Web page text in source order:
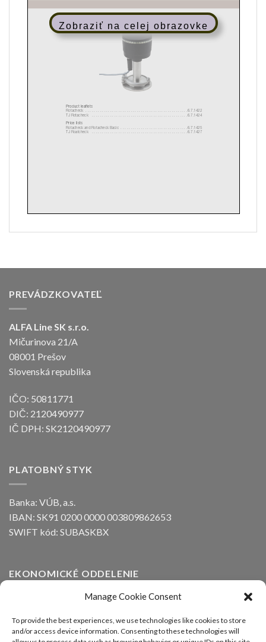
Manage Cookie Consent
To provide the best experiences, we use technologies like cookies to store
and/or access device information. Consenting to these technologies will
Zobraziť na celej obrazovke
PREVÁDZKOVATEĽ
ALFA Line SK s.r.o.
Mičurinova 21/A
08001 Prešov
Slovenská republika
IČO: 50811771
DIČ: 2120490977
IČ DPH: SK2120490977
PLATOBNÝ STYK
Banka: VÚB, a.s.
IBAN: SK91 0200 0000 003809862653
SWIFT kód: SUBASKBX
EKONOMICKÉ ODDELENIE
email:info@alfaline.sk
Tel.: +421(0)910 871 623